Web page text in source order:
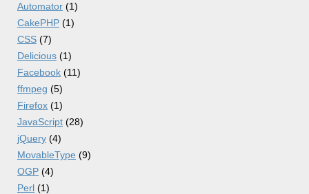
Automator (1)
CakePHP (1)
CSS (7)
Delicious (1)
Facebook (11)
ffmpeg (5)
Firefox (1)
JavaScript (28)
jQuery (4)
MovableType (9)
OGP (4)
Perl (1)